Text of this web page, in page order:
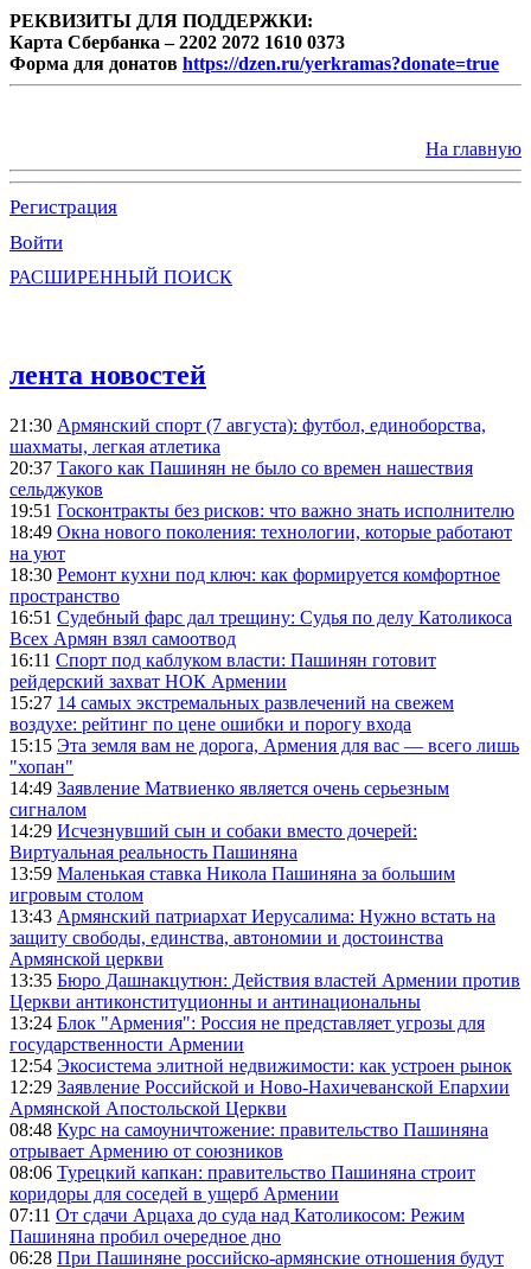
РЕКВИЗИТЫ ДЛЯ ПОДДЕРЖКИ:
Карта Сбербанка – 2202 2072 1610 0373
Форма для донатов https://dzen.ru/yerkramas?donate=true
На главную
Регистрация
Войти
РАСШИРЕННЫЙ ПОИСК
лента новостей
21:30 Армянский спорт (7 августа): футбол, единоборства,
шахматы, легкая атлетика
20:37 Такого как Пашинян не было со времен нашествия
сельджуков
19:51 Госконтракты без рисков: что важно знать исполнителю
18:49 Окна нового поколения: технологии, которые работают
на уют
18:30 Ремонт кухни под ключ: как формируется комфортное
пространство
16:51 Судебный фарс дал трещину: Судья по делу Католикоса
Всех Армян взял самоотвод
16:11 Спорт под каблуком власти: Пашинян готовит
рейдерский захват НОК Армении
15:27 14 самых экстремальных развлечений на свежем
воздухе: рейтинг по цене ошибки и порогу входа
15:15 Эта земля вам не дорога, Армения для вас — всего лишь
"хопан"
14:49 Заявление Матвиенко является очень серьезным
сигналом
14:29 Исчезнувший сын и собаки вместо дочерей:
Виртуальная реальность Пашиняна
13:59 Маленькая ставка Никола Пашиняна за большим
игровым столом
13:43 Армянский патриархат Иерусалима: Нужно встать на
защиту свободы, единства, автономии и достоинства
Армянской церкви
13:35 Бюро Дашнакцутюн: Действия властей Армении против
Церкви антиконституционны и антинациональны
13:24 Блок "Армения": Россия не представляет угрозы для
государственности Армении
12:54 Экосистема элитной недвижимости: как устроен рынок
12:29 Заявление Российской и Ново-Нахичеванской Епархии
Армянской Апостольской Церкви
08:48 Курс на самоуничтожение: правительство Пашиняна
отрывает Армению от союзников
08:06 Турецкий капкан: правительство Пашиняна строит
коридоры для соседей в ущерб Армении
07:11 От сдачи Арцаха до суда над Католикосом: Режим
Пашиняна пробил очередное дно
06:28 При Пашиняне российско-армянские отношения будут